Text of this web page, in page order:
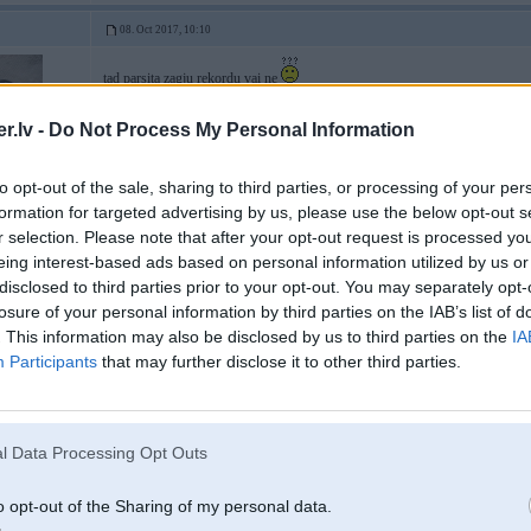
- Do Not Process My Personal Information
opt-out of the sale, sharing to third parties, or processing of your
for targeted advertising by us, please use the below opt-out
selection. Please note that after your opt-out request is processed
interest-based ads based on personal information utilized by us
to third parties prior to your opt-out. You may separately
of your personal information by third parties on the IAB’s list of
This information may also be disclosed by us to third parties on the
Participants that may further disclose it to other third parties.
Data Processing Opt Outs
opt-out of the Sharing of my personal data.
08. Oct 2017, 10:10
tad parsita zagju rekordu vai ne
17. Oct 2017, 21:26
F31 320D,
Dzirdot kad komentētājs saka Jevpalovs uzreiz prātā nāk sezona, kad